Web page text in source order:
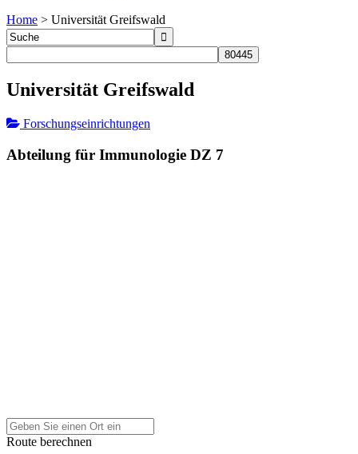
Home > Universität Greifswald
Universität Greifswald
Forschungseinrichtungen
Abteilung für Immunologie DZ 7
Route berechnen